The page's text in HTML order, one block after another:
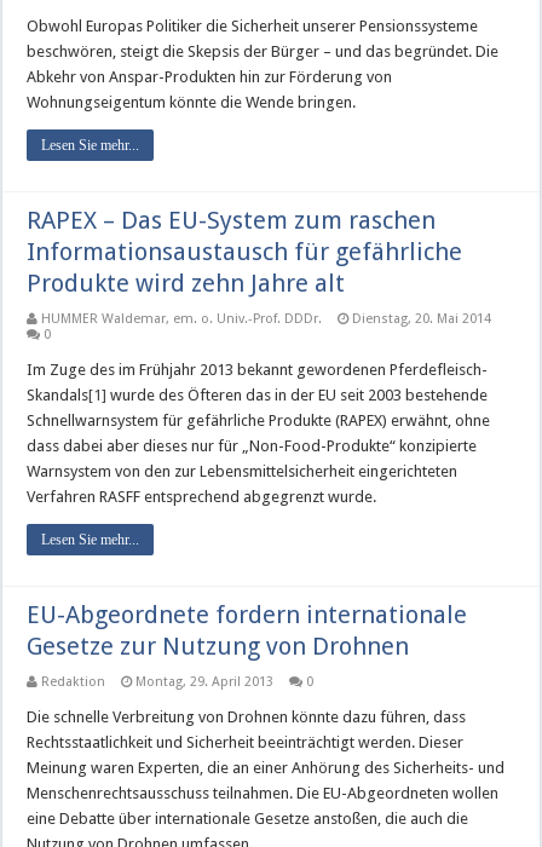
Obwohl Europas Politiker die Sicherheit unserer Pensionssysteme
beschwören, steigt die Skepsis der Bürger – und das begründet. Die
Abkehr von Anspar-Produkten hin zur Förderung von
Wohnungseigentum könnte die Wende bringen.
Lesen Sie mehr...
RAPEX – Das EU-System zum raschen
Informationsaustausch für gefährliche
Produkte wird zehn Jahre alt
HUMMER Waldemar, em. o. Univ.-Prof. DDDr.
Dienstag, 20. Mai 2014
0
Im Zuge des im Frühjahr 2013 bekannt gewordenen Pferdefleisch-
Skandals[1] wurde des Öfteren das in der EU seit 2003 bestehende
Schnellwarnsystem für gefährliche Produkte (RAPEX) erwähnt, ohne
dass dabei aber dieses nur für „Non-Food-Produkte“ konzipierte
Warnsystem von den zur Lebensmittelsicherheit eingerichteten
Verfahren RASFF entsprechend abgegrenzt wurde.
Lesen Sie mehr...
EU-Abgeordnete fordern internationale
Gesetze zur Nutzung von Drohnen
Redaktion Montag, 29. April 2013 0
Die schnelle Verbreitung von Drohnen könnte dazu führen, dass
Rechtsstaatlichkeit und Sicherheit beeinträchtigt werden. Dieser
Meinung waren Experten, die an einer Anhörung des Sicherheits- und
Menschenrechtsausschuss teilnahmen. Die EU-Abgeordneten wollen
eine Debatte über internationale Gesetze anstoßen, die auch die